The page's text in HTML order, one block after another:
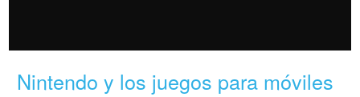
Nintendo y los juegos para móviles